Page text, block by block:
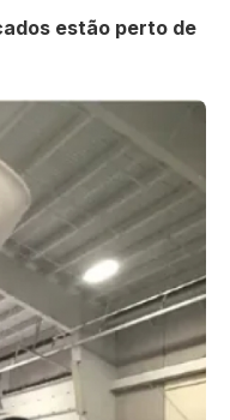
estão perto de